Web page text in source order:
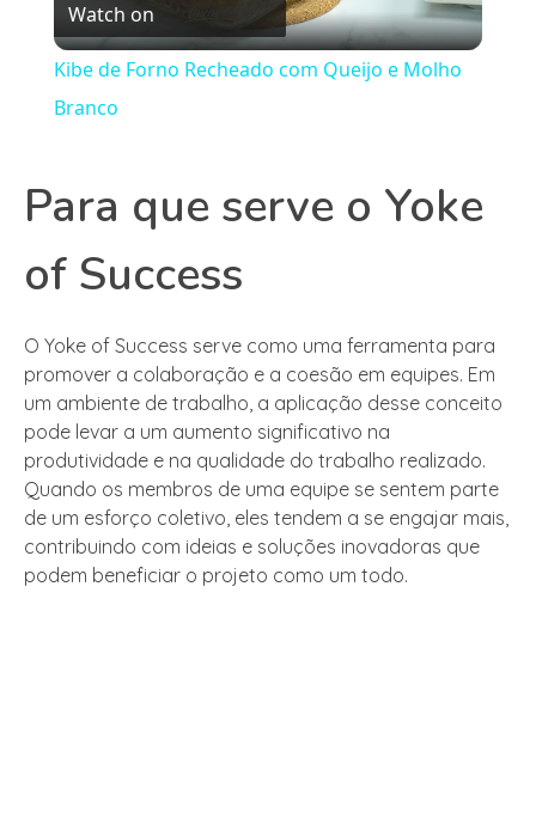
Video
Watch on
Kibe de Forno Recheado com Queijo e Molho
Branco
Para que serve o Yoke
of Success
O Yoke of Success serve como uma ferramenta para
promover a colaboração e a coesão em equipes. Em
um ambiente de trabalho, a aplicação desse conceito
pode levar a um aumento significativo na
produtividade e na qualidade do trabalho realizado.
Quando os membros de uma equipe se sentem parte
de um esforço coletivo, eles tendem a se engajar mais,
contribuindo com ideias e soluções inovadoras que
podem beneficiar o projeto como um todo.